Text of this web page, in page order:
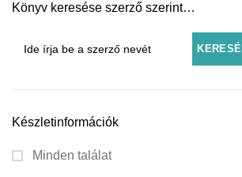
Könyv keresése szerző szerint…
Készletinformációk
Minden találat